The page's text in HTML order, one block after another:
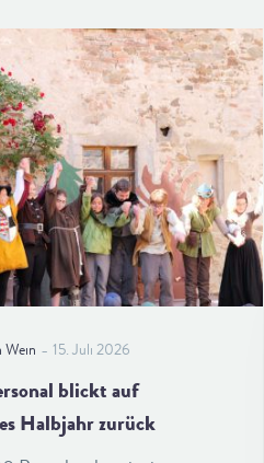
Wein - 15. Juli 2026
blickt auf
Halbjahr zurück